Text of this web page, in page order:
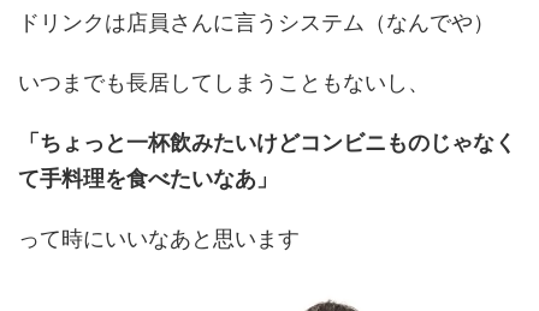
ドリンクは店員さんに言うシステム（なんでや）
いつまでも長居してしまうこともないし、
「ちょっと一杯飲みたいけどコンビニものじゃなく
て手料理を食べたいなあ」
って時にいいなあと思います